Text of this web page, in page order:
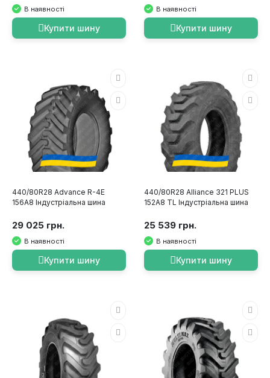
В наявності
Купити шину
В наявності
Купити шину
440/80R28 Advance R-4E
156A8 Індустріальна шина
29 025 грн.
В наявності
Купити шину
440/80R28 Alliance 321 PLUS
152A8 TL Індустріальна шина
25 539 грн.
В наявності
Купити шину